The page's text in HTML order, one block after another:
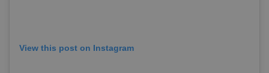
View this post on Instagram